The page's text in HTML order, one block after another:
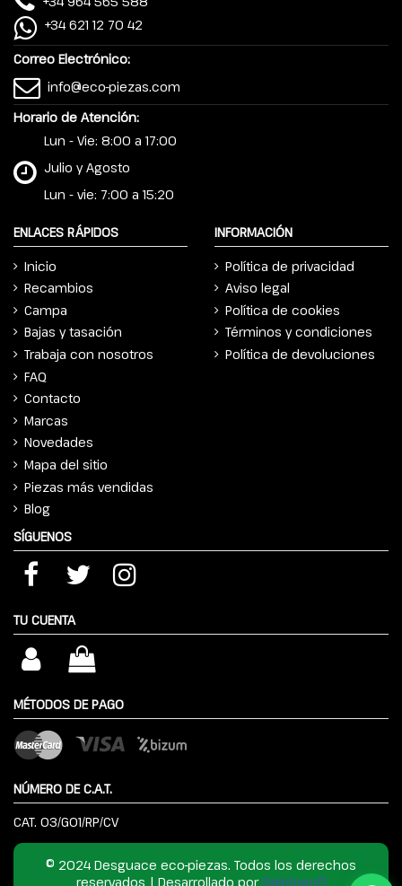
+34 621 12 70 42
Correo Electrónico:
info@eco-piezas.com
Horario de Atención:
Lun - Vie: 8:00 a 17:00
Julio y Agosto
Lun - vie: 7:00 a 15:20
ENLACES RÁPIDOS
Inicio
Recambios
Campa
Bajas y tasación
Trabaja con nosotros
FAQ
Contacto
Marcas
Novedades
Mapa del sitio
Piezas más vendidas
Blog
INFORMACIÓN
Política de privacidad
Aviso legal
Política de cookies
Términos y condiciones
Política de devoluciones
SÍGUENOS
TU CUENTA
MÉTODOS DE PAGO
NÚMERO DE C.A.T.
CAT. 03/G01/RP/CV
© 2024 Desguace eco-piezas. Todos los derechos
reservados | Desarrollado por Seintosoft